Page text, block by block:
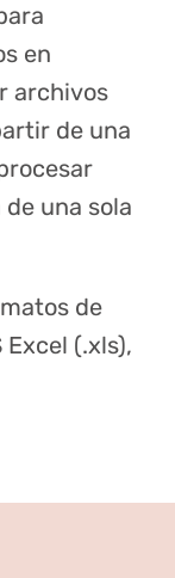
en
archivos
de una
una sola
de
(.xls),